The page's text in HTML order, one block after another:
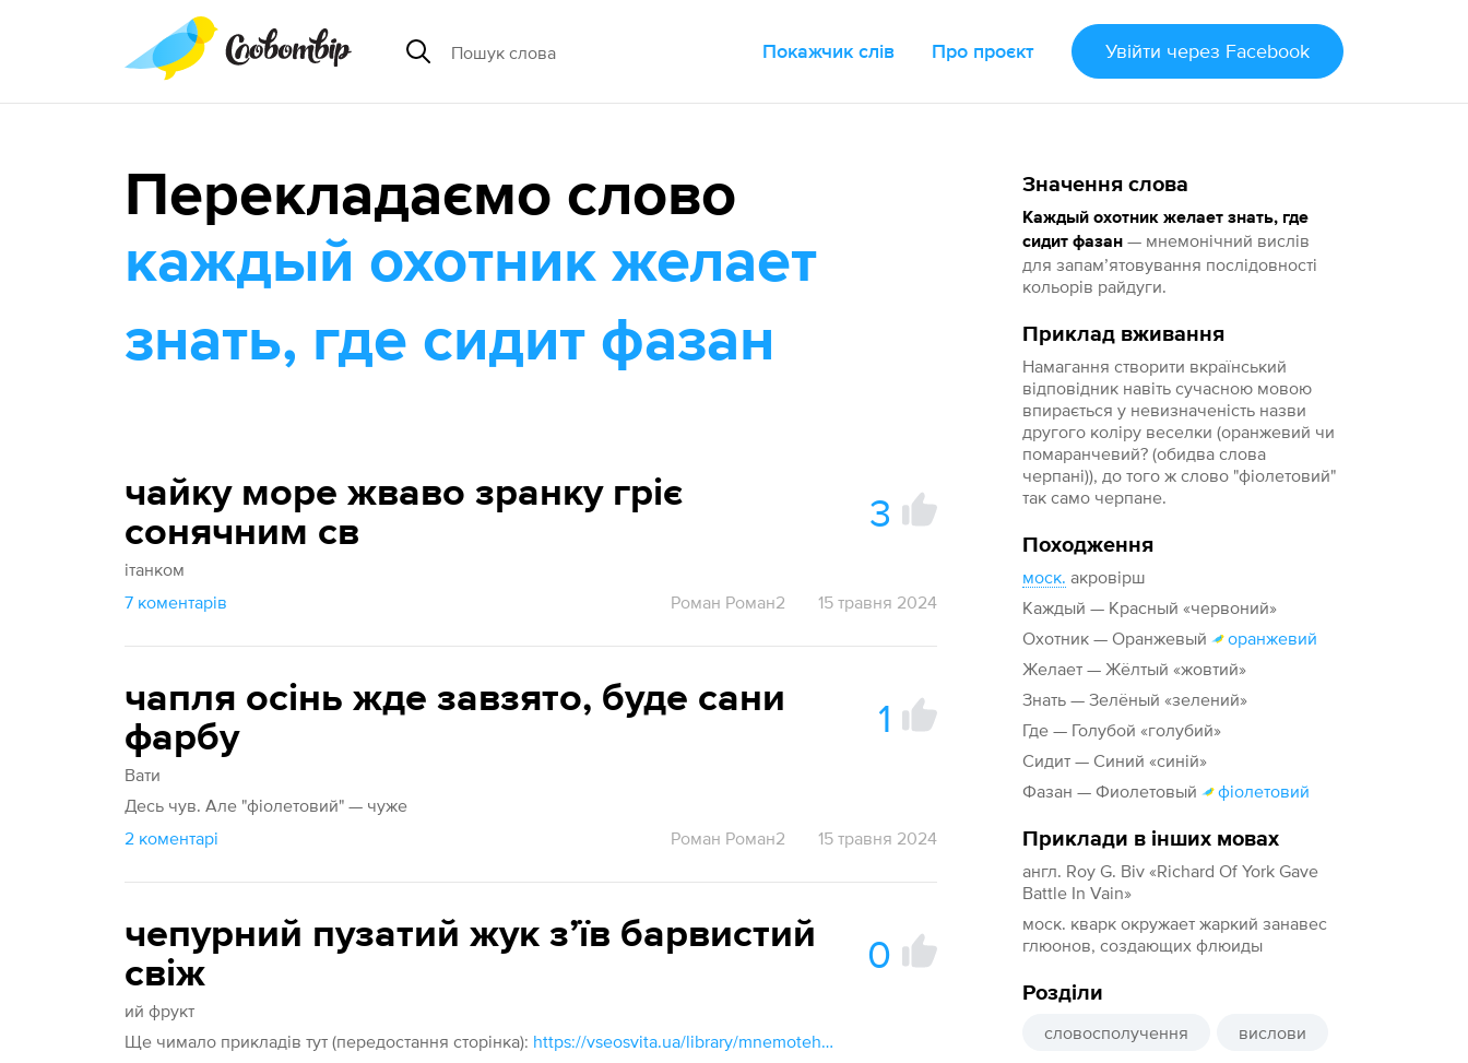
Покажчик слів Про проєкт Увійти через Facebook
Значення слова
Каждый охотник желает знать, где
сидит фазан — мнемонічний вислів
для запам’ятовування послідовності
кольорів райдуги.
Приклад вживання
Намагання створити вкраїнський
відповідник навіть сучасною мовою
впирається у невизначеність назви
другого коліру веселки (оранжевий чи
помаранчевий? (обидва слова
черпані)), до того ж слово "фіолетовий"
так само черпане.
Походження
моск. акровірш
Каждый — Красный «червоний»
Охотник — Оранжевый
оранжевий
Желает — Жёлтый «жовтий»
Знать — Зелёный «зелений»
Где — Голубой «голубий»
Сидит — Синий «синій»
Фазан — Фиолетовый
фіолетовий
Приклади в інших мовах
англ. Roy G. Biv «Richard Of York Gave
Battle In Vain»
моск. кварк окружает жаркий занавес
глюонов, создающих флюиды
Розділи
словосполучення вислови
Перекладаємо слово
каждый охотник желает
знать, где сидит фазан
чайку море жваво зранку гріє
сонячним св
3
ітанком
7 коментарів
Роман Роман2 15 травня 2024
чапля осінь жде завзято, буде сани
фарбу
1
Вати
Десь чув. Але "фіолетовий" — чуже
2 коментарі
Роман Роман2 15 травня 2024
чепурний пузатий жук зʼїв барвистий
свіж
0
ий фрукт
Ще чимало прикладів тут (передостання сторінка):
https://vseosvita.ua/library/mnemotehnika-mistectvo-zapamatovuvanna-v-hromov-179988.html